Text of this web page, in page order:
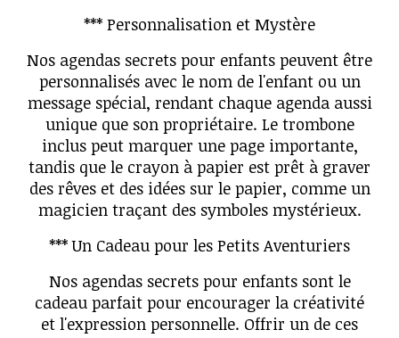
*** Personnalisation et Mystère
Nos agendas secrets pour enfants peuvent être
personnalisés avec le nom de l'enfant ou un
message spécial, rendant chaque agenda aussi
unique que son propriétaire. Le trombone
inclus peut marquer une page importante,
tandis que le crayon à papier est prêt à graver
des rêves et des idées sur le papier, comme un
magicien traçant des symboles mystérieux.
*** Un Cadeau pour les Petits Aventuriers
Nos agendas secrets pour enfants sont le
cadeau parfait pour encourager la créativité
et l'expression personnelle. Offrir un de ces